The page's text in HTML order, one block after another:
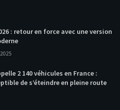
: retour en force avec une version
2 140 véhicules en France :
de s’éteindre en pleine route